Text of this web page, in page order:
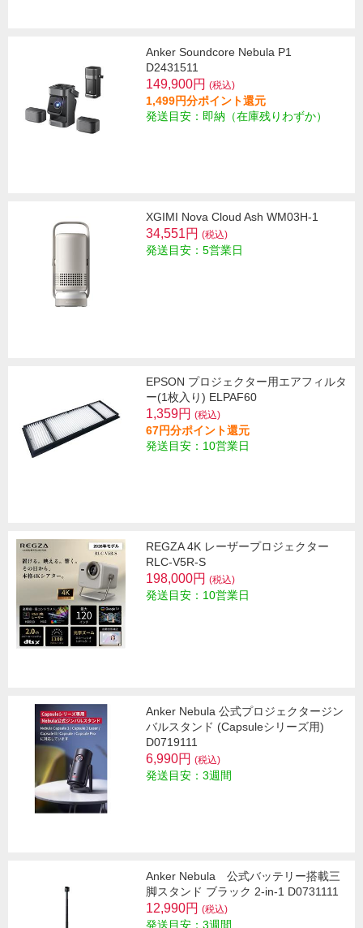
Anker Soundcore Nebula P1
D2431511
149,900円 (税込)
1,499円分ポイント還元
発送目安：即納（在庫残りわずか）
XGIMI Nova Cloud Ash WM03H-1
34,551円 (税込)
発送目安：5営業日
EPSON プロジェクター用エアフィルタ
ー(1枚入り) ELPAF60
1,359円 (税込)
67円分ポイント還元
発送目安：10営業日
REGZA 4K レーザープロジェクター
RLC-V5R-S
198,000円 (税込)
発送目安：10営業日
Anker Nebula 公式プロジェクタージン
バルスタンド (Capsuleシリーズ用)
D0719111
6,990円 (税込)
発送目安：3週間
Anker Nebula 公式バッテリー搭載三
脚スタンド ブラック 2-in-1 D0731111
12,990円 (税込)
発送目安：3週間